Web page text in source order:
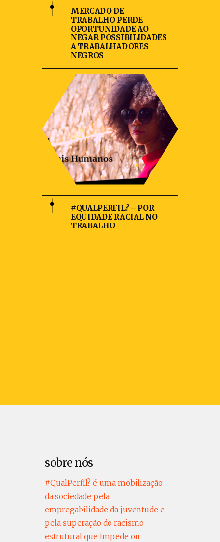
MERCADO DE
TRABALHO PERDE
OPORTUNIDADE AO
NEGAR POSSIBILIDADES
A TRABALHADORES
NEGROS
#QUALPERFIL? – POR
EQUIDADE RACIAL NO
TRABALHO
sobre nós
#QualPerfil? é uma mobilização
da sociedade pela
empregabilidade da juventude e
pela superação do racismo
estrutural que impede ou